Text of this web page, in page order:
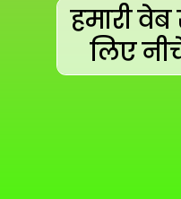
हमारी
लिए